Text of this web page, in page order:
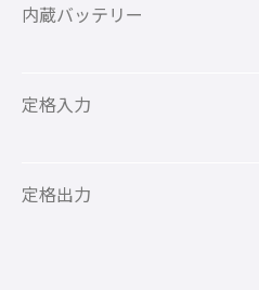
内蔵バッテリー
定格入力
定格出力